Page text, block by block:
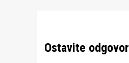
Ostavite odgovor